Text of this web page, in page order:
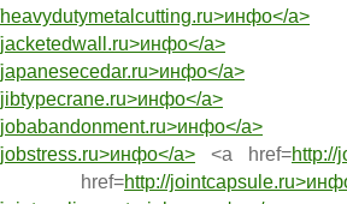
a>
a>
a>
a>
a>
a> <a href=http://
http://